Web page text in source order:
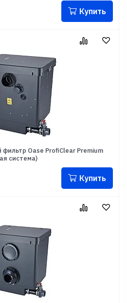
Купить
Oase ProfiClear Premium
система)
Купить